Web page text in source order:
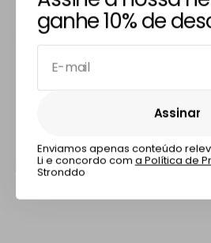
ganhe 10% de
E-mail
Assinar
Assinar
Enviamos apenas conteúdo
Li e concordo com a Política de
Stronddo